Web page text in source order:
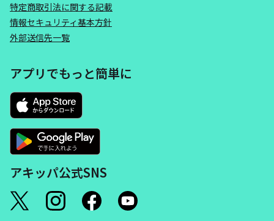
特定商取引法に関する記載
情報セキュリティ基本方針
外部送信先一覧
アプリでもっと簡単に
アキッパ公式SNS